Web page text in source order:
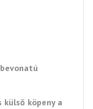
külső köpeny a